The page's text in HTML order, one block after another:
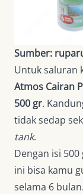
Sumber:
Untuk saluran
Atmos Cairan
500 gr.
tidak sedap
tank.
Dengan isi
ini bisa kamu
selama 6 bulan.